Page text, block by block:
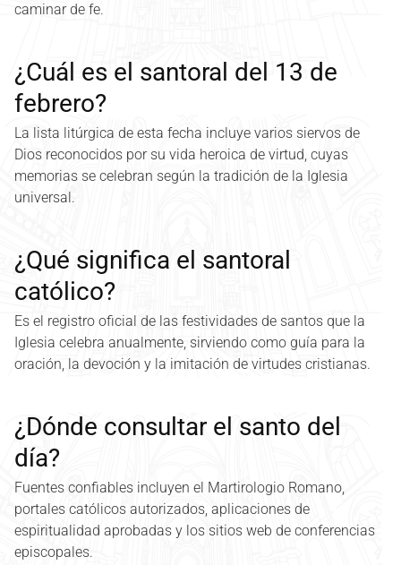
caminar de fe.
¿Cuál es el santoral del 13 de
febrero?
La lista litúrgica de esta fecha incluye varios siervos de
Dios reconocidos por su vida heroica de virtud, cuyas
memorias se celebran según la tradición de la Iglesia
universal.
¿Qué significa el santoral
católico?
Es el registro oficial de las festividades de santos que la
Iglesia celebra anualmente, sirviendo como guía para la
oración, la devoción y la imitación de virtudes cristianas.
¿Dónde consultar el santo del
día?
Fuentes confiables incluyen el Martirologio Romano,
portales católicos autorizados, aplicaciones de
espiritualidad aprobadas y los sitios web de conferencias
episcopales.